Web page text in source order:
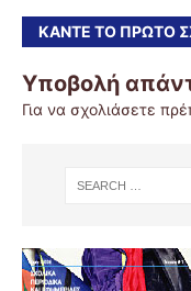
ΚΆΝΤΕ ΤΟ ΠΡΏΤΟ
Υποβολή
Για να σχολιάσετε